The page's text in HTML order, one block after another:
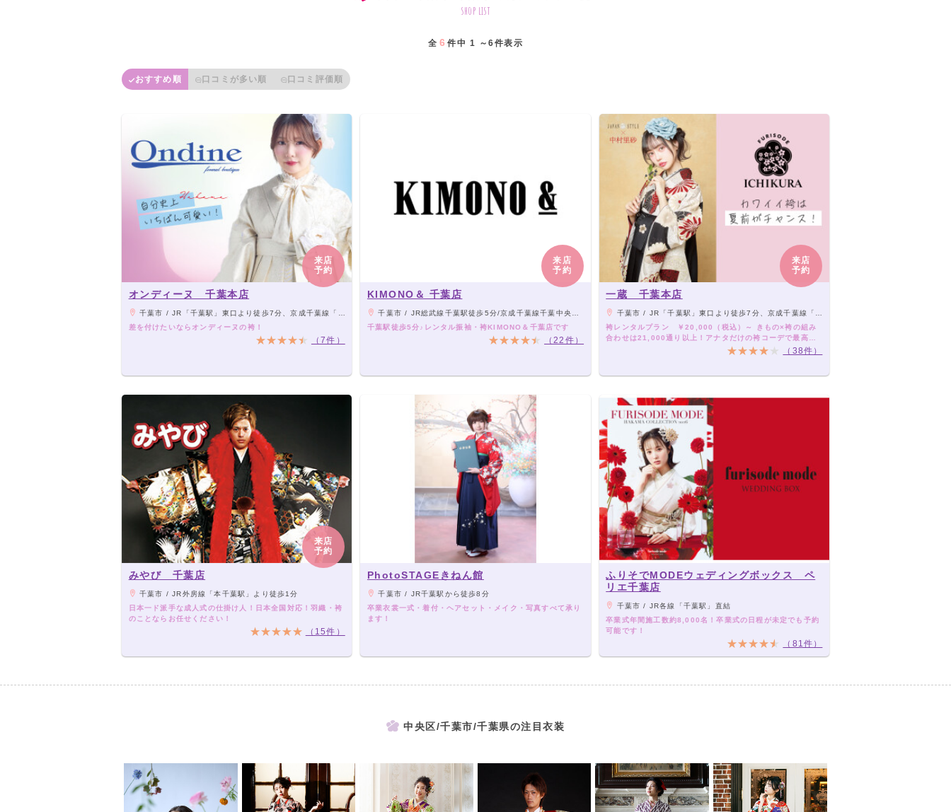
shop list
全 6 件中 1 ～6件表示
おすすめ順 口コミが多い順 口コミ評価順
来店
予約
オンディーヌ 千葉本店
千葉市 / JR「千葉駅」東口より徒歩7分、京成千葉線「千葉中央駅」より徒歩7分、千葉都市モノレール1号線「葭川公園駅」より徒歩2分
差を付けたいならオンディーヌの袴！
（7件）
来店
予約
KIMONO＆ 千葉店
千葉市 / JR総武線千葉駅徒歩5分/京成千葉線千葉中央駅徒歩2分
千葉駅徒歩5分♪レンタル振袖・袴KIMONO＆千葉店です
（22件）
来店
予約
一蔵 千葉本店
千葉市 / JR「千葉駅」東口より徒歩7分、京成千葉線「千葉中央駅」より徒歩7分、千葉都市モノレール1号線「葭川公園駅」より徒歩2分
袴レンタルプラン ￥20,000（税込）～ きもの×袴の組み
合わせは21,000通り以上！アナタだけの袴コーデで最高の
（38件）
来店
予約
みやび 千葉店
千葉市 / JR外房線「本千葉駅」より徒歩1分
日本一ド派手な成人式の仕掛け人！日本全国対応！羽織・袴
のことならお任せください！
（15件）
PhotoSTAGEきねん館
千葉市 / JR千葉駅から徒歩8分
卒業衣裳一式・着付・ヘアセット・メイク・写真すべて承り
ます！
ふりそでMODEウェディングボックス ペ
リエ千葉店
千葉市 / JR各線「千葉駅」直結
卒業式年間施工数約8,000名！卒業式の日程が未定でも予約
可能です！
（81件）
中央区/千葉市/千葉県の注目衣装